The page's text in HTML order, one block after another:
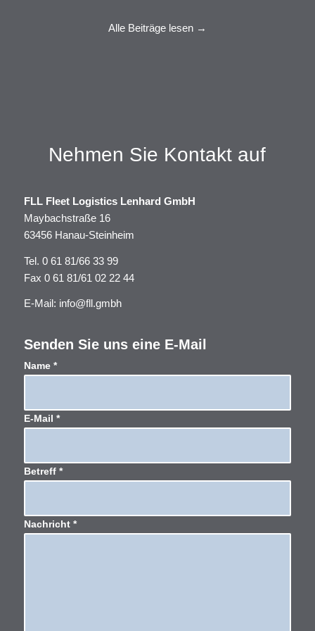
Alle Beiträge lesen →
Nehmen Sie Kontakt auf
FLL Fleet Logistics Lenhard GmbH
Maybachstraße 16
63456 Hanau-Steinheim
Tel. 0 61 81/66 33 99
Fax 0 61 81/61 02 22 44
E-Mail: info@fll.gmbh
Senden Sie uns eine E-Mail
Name *
E-Mail *
Betreff *
Nachricht *